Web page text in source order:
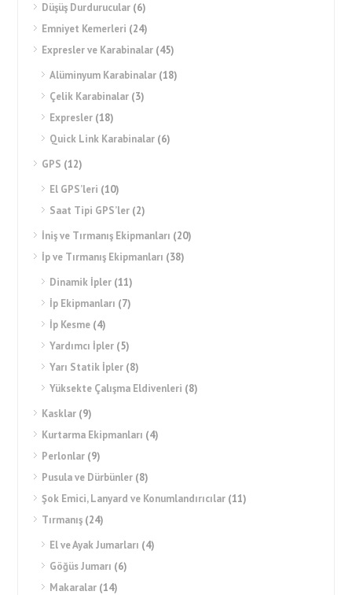
Düşüş Durdurucular (6)
Emniyet Kemerleri (24)
Expresler ve Karabinalar (45)
Alüminyum Karabinalar (18)
Çelik Karabinalar (3)
Expresler (18)
Quick Link Karabinalar (6)
GPS (12)
El GPS’leri (10)
Saat Tipi GPS’ler (2)
İniş ve Tırmanış Ekipmanları (20)
İp ve Tırmanış Ekipmanları (38)
Dinamik İpler (11)
İp Ekipmanları (7)
İp Kesme (4)
Yardımcı İpler (5)
Yarı Statik İpler (8)
Yüksekte Çalışma Eldivenleri (8)
Kasklar (9)
Kurtarma Ekipmanları (4)
Perlonlar (9)
Pusula ve Dürbünler (8)
Şok Emici, Lanyard ve Konumlandırıcılar (11)
Tırmanış (24)
El ve Ayak Jumarları (4)
Göğüs Jumarı (6)
Makaralar (14)